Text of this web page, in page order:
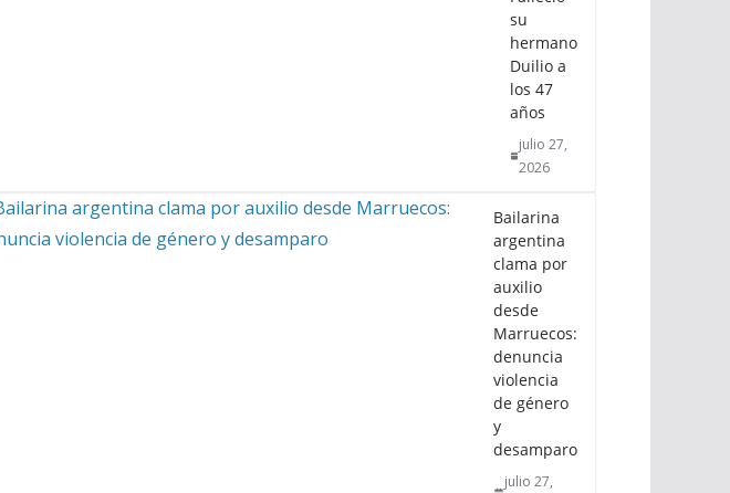
su
hermano
Duilio a
los 47
años
julio 27,
2026
Bailarina
argentina
clama por
auxilio
desde
Marruecos:
denuncia
violencia
de género
y
desamparo
julio 27,